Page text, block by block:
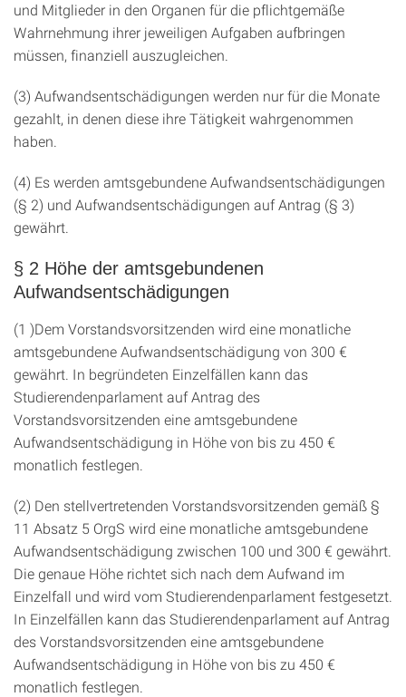
und Mitglieder in den Organen für die pflichtgemäße
Wahrnehmung ihrer jeweiligen Aufgaben aufbringen
müssen, finanziell auszugleichen.
(3) Aufwandsentschädigungen werden nur für die Monate
gezahlt, in denen diese ihre Tätigkeit wahrgenommen
haben.
(4) Es werden amtsgebundene Aufwandsentschädigungen
(§ 2) und Aufwandsentschädigungen auf Antrag (§ 3)
gewährt.
§ 2 Höhe der amtsgebundenen
Aufwandsentschädigungen
(1 )Dem Vorstandsvorsitzenden wird eine monatliche
amtsgebundene Aufwandsentschädigung von 300 €
gewährt. In begründeten Einzelfällen kann das
Studierendenparlament auf Antrag des
Vorstandsvorsitzenden eine amtsgebundene
Aufwandsentschädigung in Höhe von bis zu 450 €
monatlich festlegen.
(2) Den stellvertretenden Vorstandsvorsitzenden gemäß §
11 Absatz 5 OrgS wird eine monatliche amtsgebundene
Aufwandsentschädigung zwischen 100 und 300 € gewährt.
Die genaue Höhe richtet sich nach dem Aufwand im
Einzelfall und wird vom Studierendenparlament festgesetzt.
In Einzelfällen kann das Studierendenparlament auf Antrag
des Vorstandsvorsitzenden eine amtsgebundene
Aufwandsentschädigung in Höhe von bis zu 450 €
monatlich festlegen.